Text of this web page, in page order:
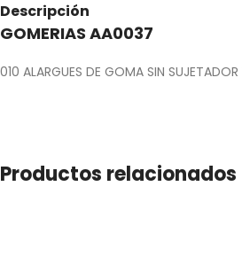
Descripción
GOMERIAS AA0037
010 ALARGUES DE GOMA SIN
Productos relacionados